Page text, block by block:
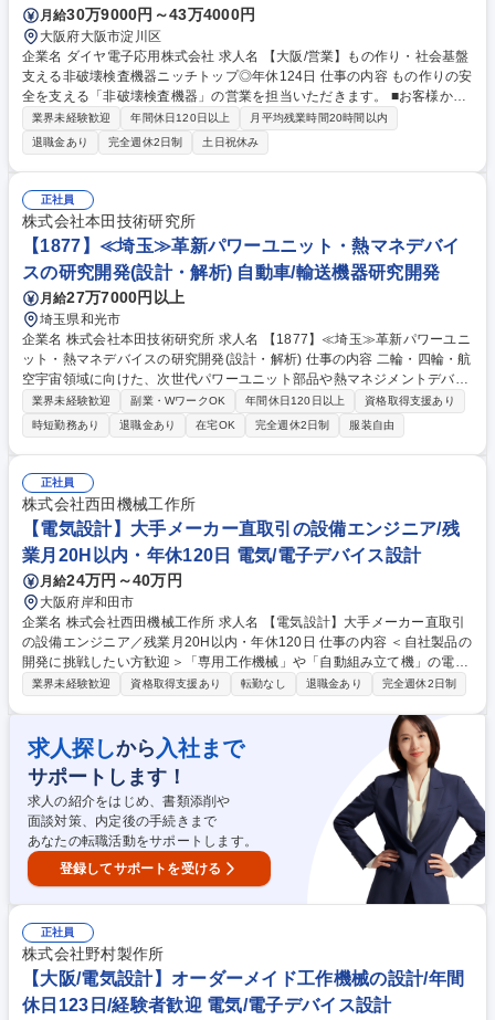
月給30万9000円～43万4000円
大阪府大阪市淀川区
企業名 ダイヤ電子応用株式会社 求人名 【大阪/営業】もの作り・社会基盤
支える非破壊検査機器ニッチトップ◎年休124日 仕事の内容 もの作りの安
全を支える「非破壊検査機器」の営業を担当いただきます。 ■お客様から
の問合せ ■ニーズのヒアリング・分析 ■必要に応じてメーカーや弊社技術
部メンバーと打合せ ■最適な製品のご提案 ■納品 【非破壊検査装置とは】
素材や製品を破壊せず、傷の有無・存在位置・大きさ・形状・分布状態な
どを調べる非破壊試験の結果から、規格などによる基準に従って合否を判
定する非破壊検査に用いられる装置です。 【詳細】■担当エリア：西日本
■担当顧客：既存4割/過去2割/新規2割 ■所要時間：□汎用器の提案：約1時
間 □オーダーメイド：約3時間程度 ■商材単価：ポータブル探傷器 100万
円～3,000万円 ■訪問：1日1～3件 募集職種 【大阪/営業】もの作り・社会
基盤支える非破壊検査機器ニッチトップ◎年休124日
業界未経験歓迎 年間休日120日以上
月平均残業時間20時間以内
退職金あり
完全週休2日制 土日祝休み
正社員
株式会社本田技術研究所
【1877】≪埼玉≫革新パワーユニット・熱マネデバイ
スの研究開発(設計・解析) 自動車/輸送機器研究開発
月給27万7000円以上
埼玉県和光市
企業名 株式会社本田技術研究所 求人名 【1877】≪埼玉≫革新パワーユニ
ット・熱マネデバイスの研究開発(設計・解析) 仕事の内容 二輪・四輪・航
空宇宙領域に向けた、次世代パワーユニット部品や熱マネジメントデバイ
スの先行研究。3Dプリンター等の新プロセスを活用した新構造の提案、
設計、解析、評価までを一気通貫で担当いただきます。 機械システム全体
の最適化を目指し、将来のパワーユニット（エンジン、モーター、冷却シ
ステム等）に関わる部品の設計・研究を担います。3D-CADを用いた設
計、流体・伝熱・構造の解析シミュレーション、性能試験に基づく最適
化、次世代製造技術（AM等）を取り込んだ新手法の確立まで、自ら掲げ
た「理想のものづくり」を具現化する環境です。既存の製造限界を突破し
た「未来の部品」を世界に先駆けて創出します。 募集職種 【1877】≪埼
玉≫革新パワーユニット・熱マネデバイスの研究開発(設計・解析)
業界未経験歓迎 副業・WワークOK 年間休日120日以上
資格取得支援あり
時短勤務あり
退職金あり 在宅OK 完全週休2日制 服装自由
正社員
株式会社西田機械工作所
【電気設計】大手メーカー直取引の設備エンジニア/残
業月20H以内・年休120日 電気/電子デバイス設計
月給24万円～40万円
大阪府岸和田市
企業名 株式会社西田機械工作所 求人名 【電気設計】大手メーカー直取引
の設備エンジニア／残業月20H以内・年休120日 仕事の内容 ＜自社製品の
開発に挑戦したい方歓迎＞「専用工作機械」や「自動組み立て機」の電気
設計をお任せします。単なる作業者ではなく、仕様決定から試運転まで一
づくりを上流から手掛けられる環境で、一生モノの技術を身につけられま
す。 ＜具体的には＞ ・お客様との仕様打ち合わせ ・シーケンサー(PLC)
プログラミング ・据付立会い、試運転 等 ※据付業務にて建物の改変など
建設業務に該当する業務内容は含みません 募集職種 【電気設計】大手メ
ーカー直取引の設備エンジニア／残業月20H以内・年休120日
業界未経験歓迎 資格取得支援あり 転勤なし 退職金あり 完全週休2日制
求人探しから 入社まで
サポートします！
求人の紹介をはじめ、書類添削や
面談対策、内定後の手続きまで
あなたの転職活動をサポートします。
登録してサポートを受ける
正社員
株式会社野村製作所
【大阪/電気設計】オーダーメイド工作機械の設計/年間
休日123日/経験者歓迎 電気/電子デバイス設計